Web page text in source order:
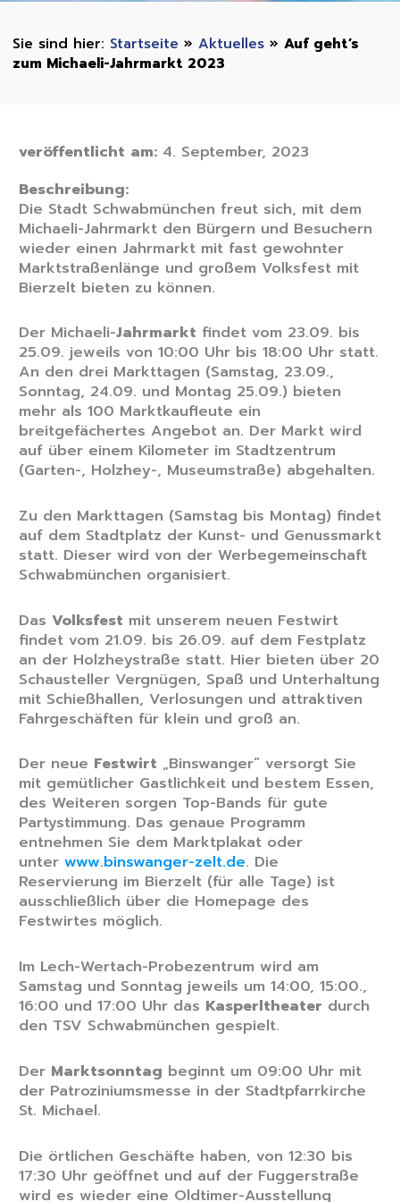
Startseite » Aktuelles» Auf geht’s
zum Michaeli-Jahrmarkt 2023
veröffentlicht am:4. September, 2023
Beschreibung:
Die Stadt Schwabmünchen freut sich, mit dem
Michaeli-Jahrmarkt den Bürgern und Besuchern
wieder einen Jahrmarkt mit fast gewohnter
Marktstraßenlänge und großem Volksfest mit
Bierzelt bieten zu können.
Der Michaeli-Jahrmarkt findet vom 23.09. bis
25.09. jeweils von 10:00 Uhr bis 18:00 Uhr statt.
An den drei Markttagen (Samstag, 23.09.,
Sonntag, 24.09. und Montag 25.09.) bieten
mehr als 100 Marktkaufleute ein
breitgefächertes Angebot an. Der Markt wird
auf über einem Kilometer im Stadtzentrum
(Garten-, Holzhey-, Museumstraße) abgehalten.
Zu den Markttagen (Samstag bis Montag) findet
auf dem Stadtplatz der Kunst- und Genussmarkt
statt. Dieser wird von der Werbegemeinschaft
Schwabmünchen organisiert.
Das Volksfest mit unserem neuen Festwirt
findet vom 21.09. bis 26.09. auf dem Festplatz
an der Holzheystraße statt. Hier bieten über 20
Schausteller Vergnügen, Spaß und Unterhaltung
mit Schießhallen, Verlosungen und attraktiven
Fahrgeschäften für klein und groß an.
Der neue Festwirt „Binswanger“ versorgt Sie
mit gemütlicher Gastlichkeit und bestem Essen,
des Weiteren sorgen Top-Bands für gute
Partystimmung. Das genaue Programm
entnehmen Sie dem Marktplakat oder
unter www.binswanger-zelt.de. Die
Reservierung im Bierzelt (für alle Tage) ist
ausschließlich über die Homepage des
Festwirtes möglich.
Im Lech-Wertach-Probezentrum wird am
Samstag und Sonntag jeweils um 14:00, 15:00.,
16:00 und 17:00 Uhr das Kasperltheater durch
den TSV Schwabmünchen gespielt.
Der Marktsonntag beginnt um 09:00 Uhr mit
der Patroziniumsmesse in der Stadtpfarrkirche
St. Michael.
Die örtlichen Geschäfte haben, von 12:30 bis
17:30 Uhr geöffnet und auf der Fuggerstraße
wird es wieder eine Oldtimer-Ausstellung